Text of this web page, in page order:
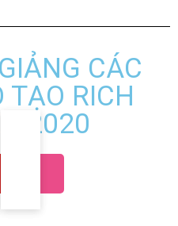
CÁC
TẠO RICH
2020